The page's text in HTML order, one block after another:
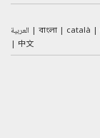
العربية বাংলা català
中文